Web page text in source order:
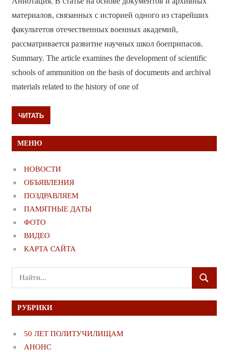
материалов, связанных с историей одного из старейших
факультетов отечественных военных академий,
рассматривается развитие научных школ боеприпасов.
Summary. The article examines the development of scientific
schools of ammunition on the basis of documents and archival
materials related to the history of one of
ЧИТАТЬ
МЕНЮ
НОВОСТИ
ОБЪЯВЛЕНИЯ
ПОЗДРАВЛЯЕМ
ПАМЯТНЫЕ ДАТЫ
ФОТО
ВИДЕО
КАРТА САЙТА
Поиск
для:
ПОИСК
РУБРИКИ
50 ЛЕТ ПОЛИТУЧИЛИЩАМ
АНОНС